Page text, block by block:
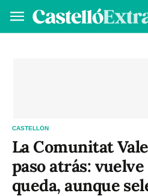
CASTELLÓN
La Comunitat
paso atrás:
queda, aunque